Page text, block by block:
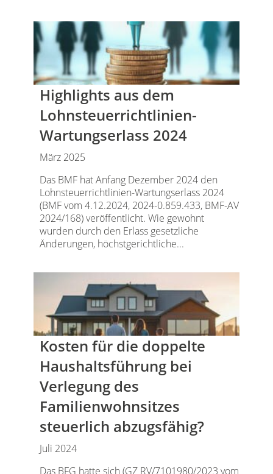
Highlights aus dem
Lohnsteuerrichtlinien-
Wartungserlass 2024
März 2025
Das BMF hat Anfang Dezember 2024 den
Lohnsteuerrichtlinien-Wartungserlass 2024
(BMF vom 4.12.2024, 2024-0.859.433, BMF-AV
2024/168) veröffentlicht. Wie gewohnt
wurden durch den Erlass gesetzliche
Änderungen, höchstgerichtliche...
Kosten für die doppelte
Haushaltsführung bei
Verlegung des
Familienwohnsitzes
steuerlich abzugsfähig?
Juli 2024
Das BFG hatte sich (GZ RV/7101980/2023 vom